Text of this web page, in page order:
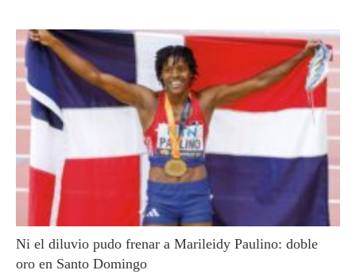
Ni el diluvio pudo frenar a Marileidy Paulino: doble
oro en Santo Domingo